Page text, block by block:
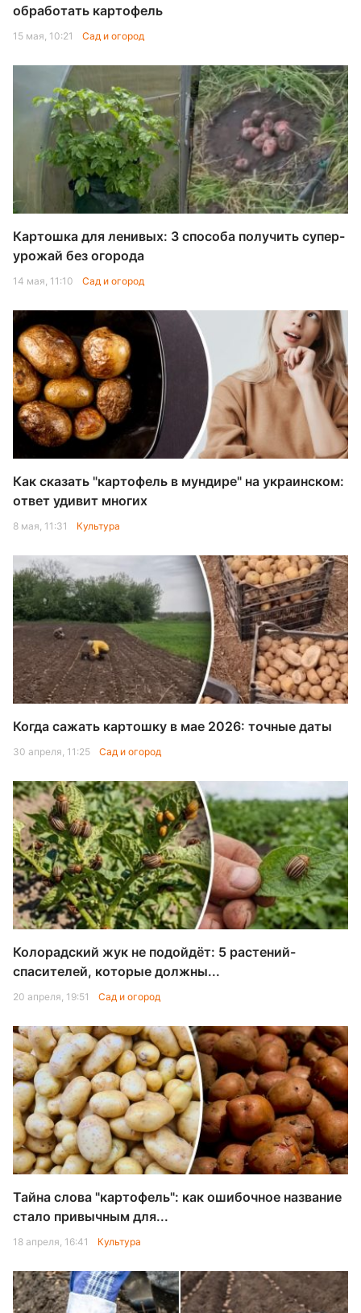
обработать картофель
15 мая, 10:21 Сад и огород
Картошка для ленивых: 3 способа получить супер-
урожай без огорода
14 мая, 11:10 Сад и огород
Как сказать "картофель в мундире" на украинском:
ответ удивит многих
8 мая, 11:31 Культура
Когда сажать картошку в мае 2026: точные даты
30 апреля, 11:25 Сад и огород
Колорадский жук не подойдёт: 5 растений-
спасителей, которые должны...
20 апреля, 19:51 Сад и огород
Тайна слова "картофель": как ошибочное название
стало привычным для...
18 апреля, 16:41 Культура